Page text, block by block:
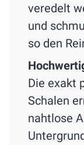
veredelt
und
so den
Die exakt
Schalen
nahtlose